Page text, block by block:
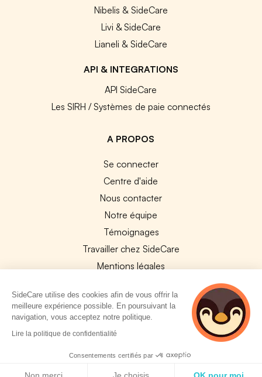
Nibelis & SideCare
Livi & SideCare
Lianeli & SideCare
API & INTEGRATIONS
API SideCare
Les SIRH / Systèmes de paie connectés
A PROPOS
Se connecter
Centre d'aide
Nous contacter
Notre équipe
Témoignages
Travailler chez SideCare
Mentions légales
Cookies
NOS APPS
Google Play
SideCare utilise des cookies afin de vous offrir la
meilleure expérience possible. En poursuivant la
navigation, vous acceptez notre politique.
Lire la politique de confidentialité
Consentements certifiés par